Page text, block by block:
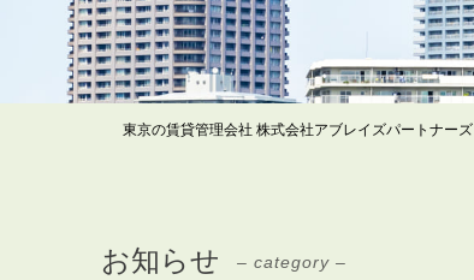
東京の賃貸管理会社 株式会社アブレイズパートナーズ
お知らせ – category –